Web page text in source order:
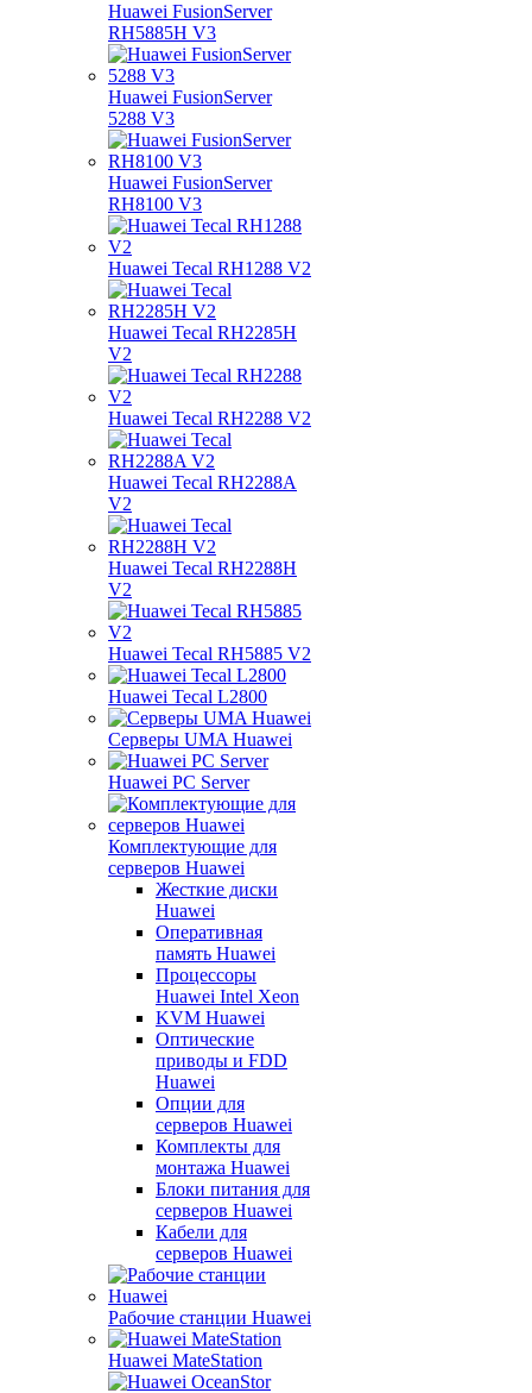
Huawei FusionServer
RH5885H V3
Huawei FusionServer
5288 V3
Huawei FusionServer
RH8100 V3
Huawei Tecal RH1288 V2
Huawei Tecal RH2285H
V2
Huawei Tecal RH2288 V2
Huawei Tecal RH2288A
V2
Huawei Tecal RH2288H
V2
Huawei Tecal RH5885 V2
Huawei Tecal L2800
Серверы UMA Huawei
Huawei PC Server
Комплектующие для
серверов Huawei
Жесткие диски
Huawei
Оперативная
память Huawei
Процессоры
Huawei Intel Xeon
KVM Huawei
Оптические
приводы и FDD
Huawei
Опции для
серверов Huawei
Комплекты для
монтажа Huawei
Блоки питания для
серверов Huawei
Кабели для
серверов Huawei
Рабочие станции Huawei
Huawei MateStation